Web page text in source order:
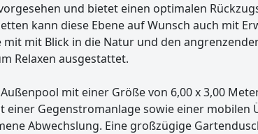
und bietet einen optimalen
kann diese Ebene auf Wunsch auch mit
mit Blick in die Natur und den
Relaxen ausgestattet.
mit einer Größe von 6,00 x 3,00
einer Gegenstromanlage sowie einer mobilen
Abwechslung. Eine großzügige